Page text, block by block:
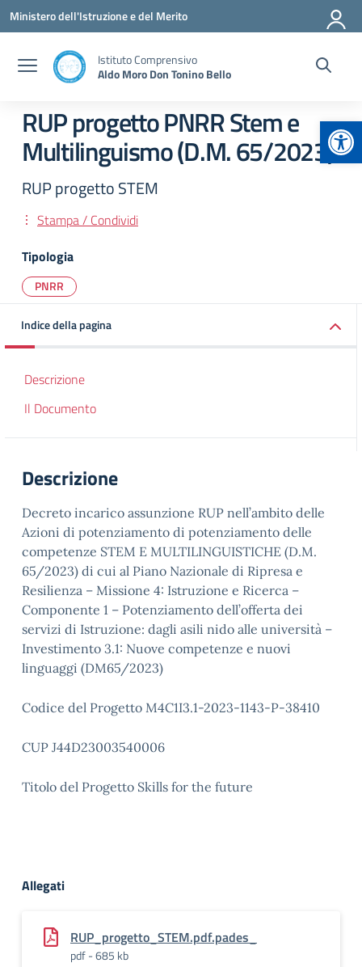
Vai ai contenuti
Vai al menu di navigazione
Vai al footer
Ministero dell'Istruzione e del Merito
Istituto Comprensivo
Aldo Moro Don Tonino Bello
RUP progetto PNRR Stem e
Multilinguismo (D.M. 65/2023)
RUP progetto STEM
Stampa / Condividi
Tipologia
PNRR
Indice della pagina
Descrizione
Il Documento
Descrizione
Decreto incarico assunzione RUP nell’ambito delle
Azioni di potenziamento di potenziamento delle
competenze STEM E MULTILINGUISTICHE (D.M.
65/2023) di cui al Piano Nazionale di Ripresa e
Resilienza – Missione 4: Istruzione e Ricerca –
Componente 1 – Potenziamento dell’offerta dei
servizi di Istruzione: dagli asili nido alle università –
Investimento 3.1: Nuove competenze e nuovi
linguaggi (DM65/2023)
Codice del Progetto M4C1I3.1-2023-1143-P-38410
CUP J44D23003540006
Titolo del Progetto Skills for the future
Allegati
RUP_progetto_STEM.pdf.pades_
pdf - 685 kb